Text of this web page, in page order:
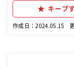
ーを生み出してください。 身につくスキル・学べる知識
盛り付け技術／肉の
／店舗運営／メニュ
キープ
作成日：2024.05.15